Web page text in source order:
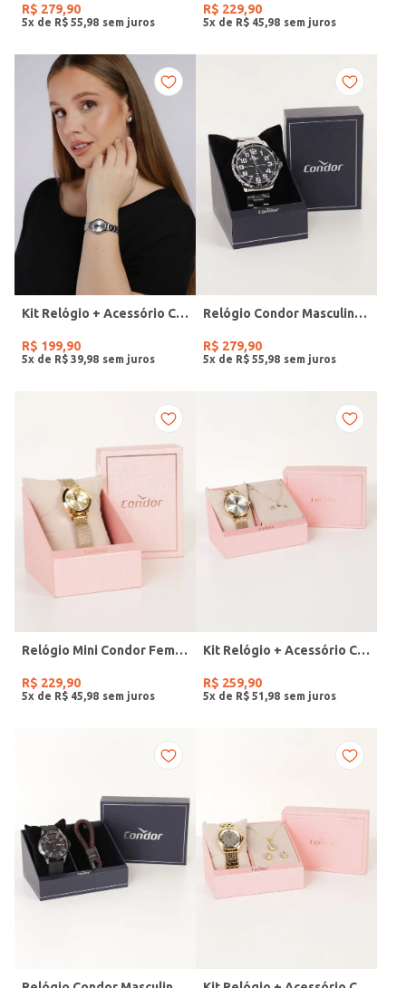
R$ 279,90
5x de R$ 55 98
R$ 229,90
5x de R$ 45 98
Kit Relógio + Acessório Condor Feminino PRATA
R$ 199,90
5x de R$ 39 98
Relógio Condor Masculino PRATA
R$ 279,90
5x de R$ 55 98
Relógio Mini Condor Feminino DOURADO
R$ 229,90
5x de R$ 45 98
Kit Relógio + Acessório Condor Feminino DOURADO
R$ 259,90
5x de R$ 51 98